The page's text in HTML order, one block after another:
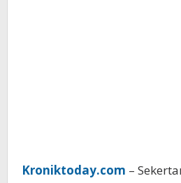
Kroniktoday.com –